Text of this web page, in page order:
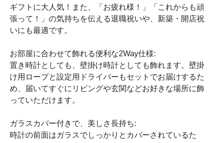
ギフトに大人気！また、「お疲れ様！」「これからも頑
張って！」の気持ちを伝える退職祝いや、新築・開店祝
いにも最適です。
お部屋に合わせて飾れる便利な2Way仕様:
置き時計としても、壁掛け時計としても飾れます。壁掛
け用ロープと設定用ドライバーもセットでお届けするた
め、届いてすぐにリビングや玄関などお好きな場所に飾
っていただけます。
ガラスカバー付きで、美しさ長持ち:
時計の前面はガラスでしっかりとカバーされているた